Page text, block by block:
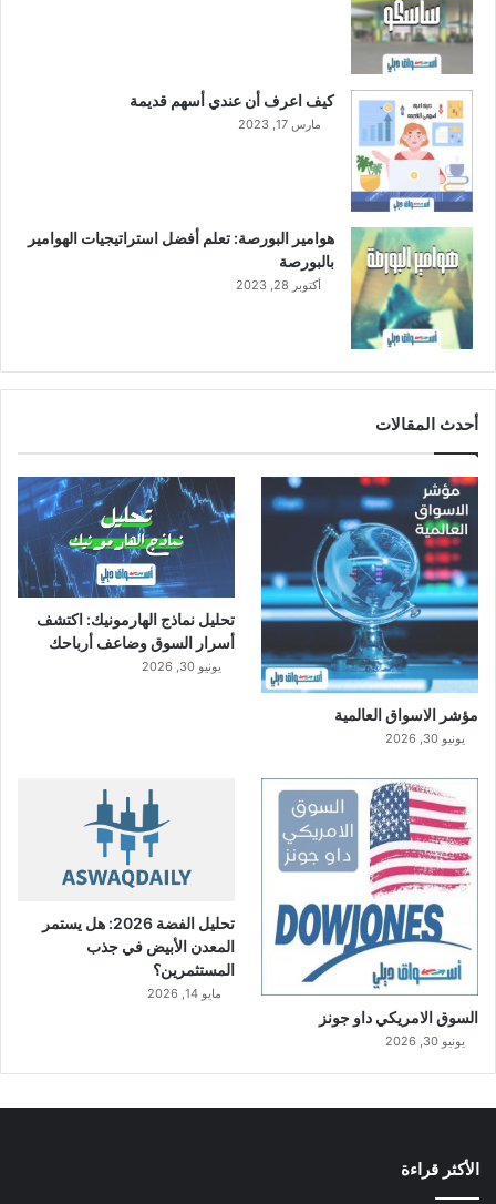
كيف اعرف أن عندي أسهم قديمة
مارس 17, 2023
هوامير البورصة: تعلم أفضل استراتيجيات الهوامير
بالبورصة
أكتوبر 28, 2023
أحدث المقالات
مؤشر الاسواق العالمية
يونيو 30, 2026
تحليل نماذج الهارمونيك: اكتشف
أسرار السوق وضاعف أرباحك
يونيو 30, 2026
السوق الامريكي داو جونز
يونيو 30, 2026
تحليل الفضة 2026: هل يستمر
المعدن الأبيض في جذب
المستثمرين؟
مايو 14, 2026
الأكثر قراءة